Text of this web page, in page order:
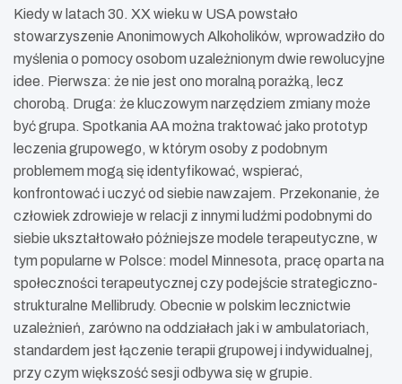
Kiedy w latach 30. XX wieku w USA powstało
stowarzyszenie Anonimowych Alkoholików, wprowadziło do
myślenia o pomocy osobom uzależnionym dwie rewolucyjne
idee. Pierwsza: że nie jest ono moralną porażką, lecz
chorobą. Druga: że kluczowym narzędziem zmiany może
być grupa. Spotkania AA można traktować jako prototyp
leczenia grupowego, w którym osoby z podobnym
problemem mogą się identyfikować, wspierać,
konfrontować i uczyć od siebie nawzajem. Przekonanie, że
człowiek zdrowieje w relacji z innymi ludźmi podobnymi do
siebie ukształtowało późniejsze modele terapeutyczne, w
tym popularne w Polsce: model Minnesota, pracę oparta na
społeczności terapeutycznej czy podejście strategiczno-
strukturalne Mellibrudy. Obecnie w polskim lecznictwie
uzależnień, zarówno na oddziałach jak i w ambulatoriach,
standardem jest łączenie terapii grupowej i indywidualnej,
przy czym większość sesji odbywa się w grupie.